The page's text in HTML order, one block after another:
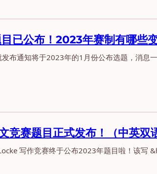
已公布！2023年赛制有哪些
布通知将于2023年的1月份公布选题，消息
赛题目正式发布！（中英双
写作竞赛终于公布2023年题目啦！该写